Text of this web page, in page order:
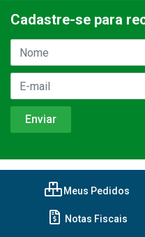
Cadastre-se para
Meus Pedidos
Notas Fiscais